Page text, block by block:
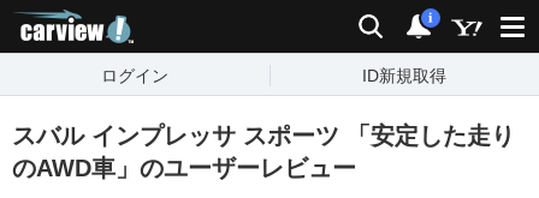
検索 通知
i
ログイン ID新規取得
スバル インプレッサ スポーツ 「安定した走り
のAWD車」のユーザーレビュー